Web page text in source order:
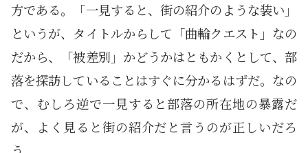
方である。「一見すると、街の紹介のような装い」
というが、タイトルからして「曲輪クエスト」なの
だから、「被差別」かどうかはともかくとして、部
落を探訪していることはすぐに分かるはずだ。なの
で、むしろ逆で一見すると部落の所在地の暴露だ
が、よく見ると街の紹介だと言うのが正しいだろ